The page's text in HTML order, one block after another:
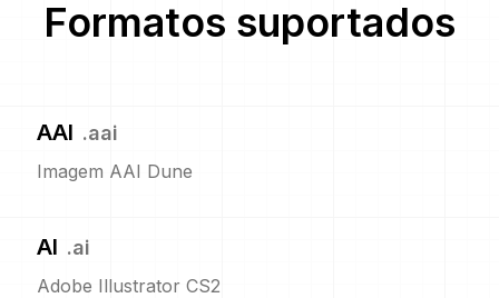
Formatos suportados
AAI .aai
Imagem AAI Dune
AI .ai
Adobe Illustrator CS2